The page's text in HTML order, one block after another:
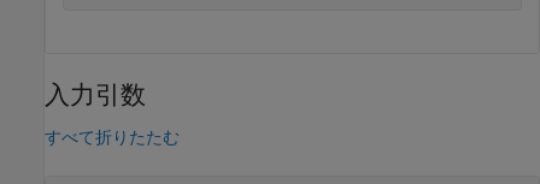
入力引数
すべて折りたたむ